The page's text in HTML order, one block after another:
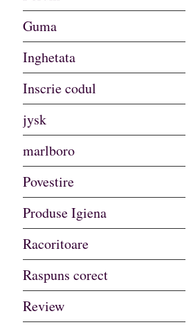
Guma
Inghetata
Inscrie codul
jysk
marlboro
Povestire
Produse Igiena
Racoritoare
Raspuns corect
Review